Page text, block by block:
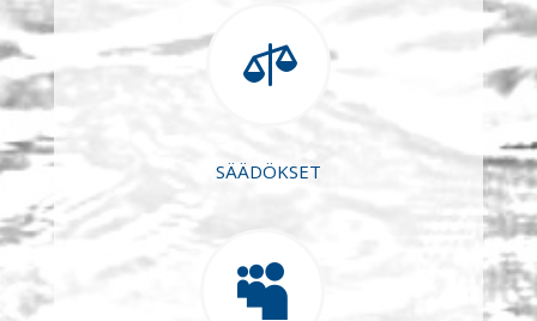

SÄÄDÖKSET
